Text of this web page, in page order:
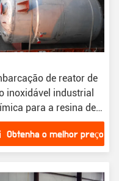
de reator de
inoxidável industrial
para a resina de
Obtenha o melhor preço